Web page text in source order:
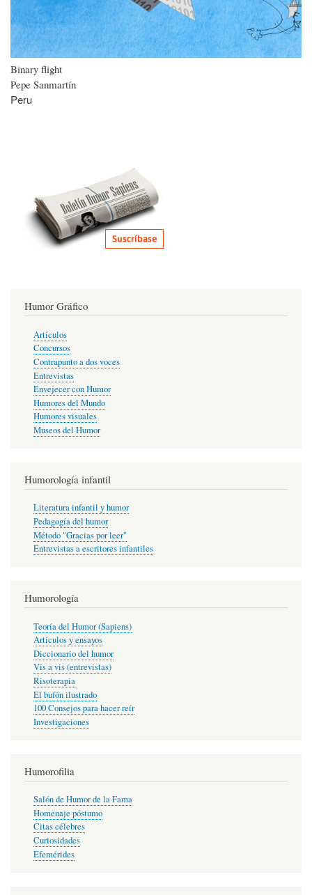
Binary flight
Pepe Sanmartín
Peru
Humor Gráfico
Artículos
Concursos
Contrapunto a dos voces
Entrevistas
Envejecer con Humor
Humores del Mundo
Humores visuales
Museos del Humor
Humorología infantil
Literatura infantil y humor
Pedagogía del humor
Método "Gracias por leer"
Entrevistas a escritores infantiles
Humorología
Teoría del Humor (Sapiens)
Artículos y ensayos
Diccionario del humor
Vis a vis (entrevistas)
Risoterapia
El bufón ilustrado
100 Consejos para hacer reír
Investigaciones
Humorofilia
Salón de Humor de la Fama
Homenaje póstumo
Citas célebres
Curiosidades
Efemérides